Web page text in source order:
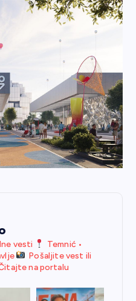
vesti
Temnić •
Pošaljite vest ili
na portalu